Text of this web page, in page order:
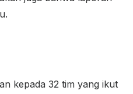
kepada 32 tim yang ikut